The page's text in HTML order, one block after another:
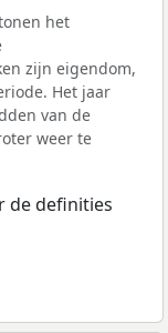
het
zijn eigendom,
Het jaar
van de
weer te
de definities